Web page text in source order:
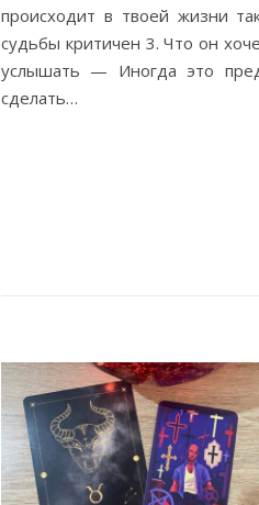
происходит в твоей жизни
судьбы критичен 3. Что он
услышать — Иногда это
сделать…